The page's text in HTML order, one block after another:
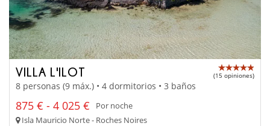
VILLA L'ILOT (15 opiniones)
8 personas (9 máx.) • 4 dormitorios • 3 baños
875 € - 4 025 €
Por noche
Isla Mauricio Norte - Roches Noires